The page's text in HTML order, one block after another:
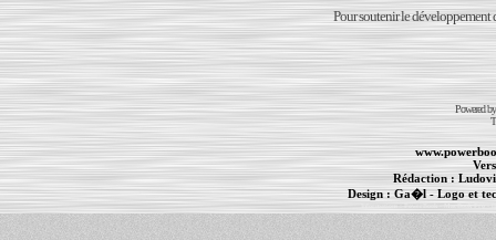
Pour soutenir le développement
Powered
Rédaction :
Design :Ga�l- Logo et
Informations :